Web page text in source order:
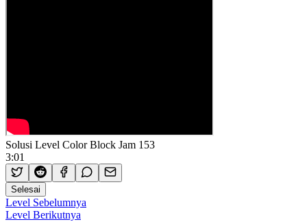
Solusi Level Color Block Jam 153
3:01
Selesai
Level Sebelumnya
Level Berikutnya